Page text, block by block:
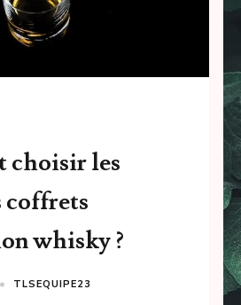
choisir les
coffrets
whisky ?
TLSEQUIPE23